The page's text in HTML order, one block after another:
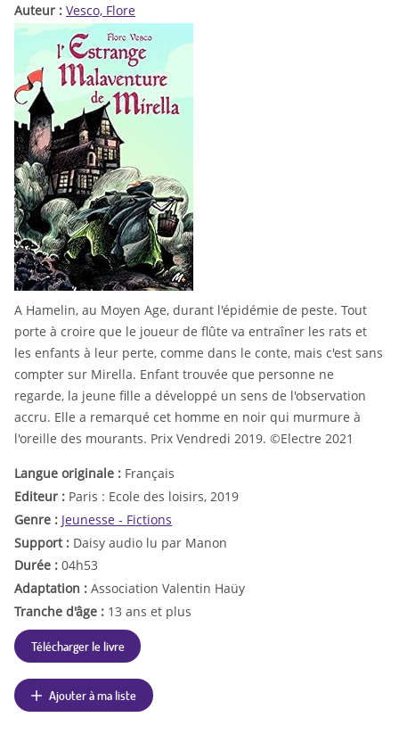
Auteur : Vesco, Flore
A Hamelin, au Moyen Age, durant l'épidémie de peste. Tout
porte à croire que le joueur de flûte va entraîner les rats et
les enfants à leur perte, comme dans le conte, mais c'est sans
compter sur Mirella. Enfant trouvée que personne ne
regarde, la jeune fille a développé un sens de l'observation
accru. Elle a remarqué cet homme en noir qui murmure à
l'oreille des mourants. Prix Vendredi 2019. ©Electre 2021
Langue originale : Français
Editeur : Paris : Ecole des loisirs, 2019
Genre : Jeunesse - Fictions
Support : Daisy audio lu par Manon
Durée : 04h53
Adaptation : Association Valentin Haüy
Tranche d'âge : 13 ans et plus
Télécharger le livre
Ajouter à ma liste